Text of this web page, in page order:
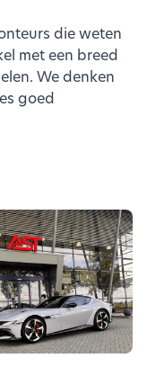
die weten
met een breed
We denken
goed